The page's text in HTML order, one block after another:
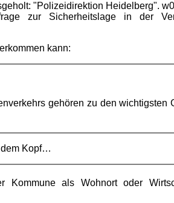
"Polizeidirektion Heidelberg".
zur Sicherheitslage in der
kann:
gehören zu den wichtigsten
dem Kopf…
als Wohnort oder